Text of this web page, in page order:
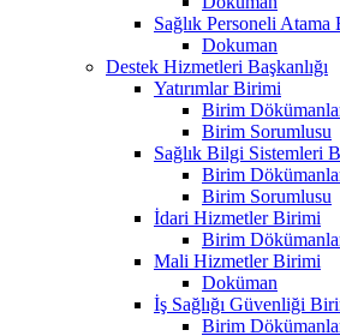
Sağlık Personeli Atama
Dokuman
Destek Hizmetleri Başkanlığı
Yatırımlar Birimi
Birim
Birim Sorumlusu
Sağlık Bilgi Sistemleri
Birim
Birim Sorumlusu
İdari Hizmetler Birimi
Birim
Mali Hizmetler Birimi
Doküman
İş Sağlığı Güvenliği
Birim